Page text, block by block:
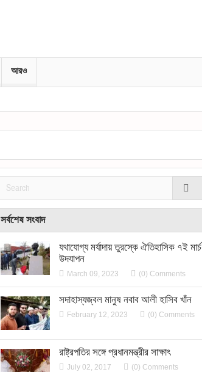
আরও
সর্বশেষ সংবাদ
যথাযোগ্য মর্যাদায় তুরস্কে ঐতিহাসিক ৭ই মার্চ
উদযাপন
March 09, 2023 (0) Comments
সদাহাস্যজ্বল মানুষ নবাব আলী হাসিব খাঁন
February 12, 2023 (0) Comments
রাষ্ট্রপতির সঙ্গে প্রধানমন্ত্রীর সাক্ষাৎ
July 02, 2017 (0) Comments